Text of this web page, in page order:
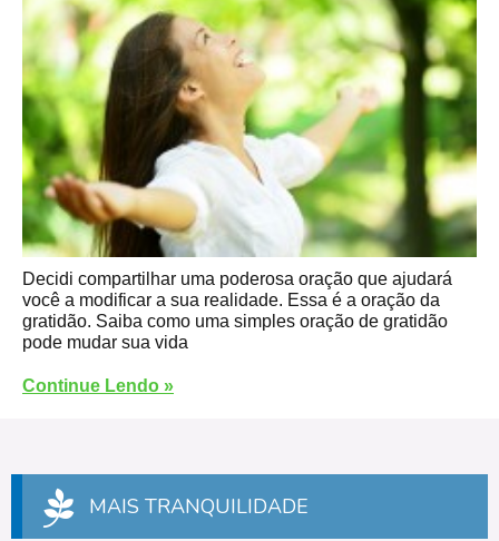
Decidi compartilhar uma poderosa oração que ajudará
você a modificar a sua realidade. Essa é a oração da
gratidão. Saiba como uma simples oração de gratidão
pode mudar sua vida
Continue Lendo »
MAIS TRANQUILIDADE